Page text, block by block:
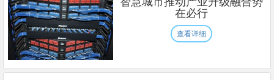
在必行
查看详细